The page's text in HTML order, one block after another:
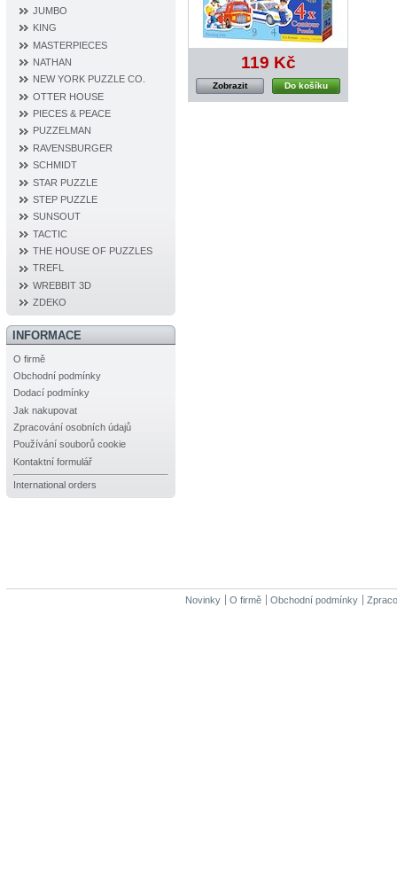
JUMBO
KING
MASTERPIECES
NATHAN
NEW YORK PUZZLE CO.
OTTER HOUSE
PIECES & PEACE
PUZZELMAN
RAVENSBURGER
SCHMIDT
STAR PUZZLE
STEP PUZZLE
SUNSOUT
TACTIC
THE HOUSE OF PUZZLES
TREFL
WREBBIT 3D
ZDEKO
INFORMACE
O firmě
Obchodní podmínky
Dodací podmínky
Jak nakupovat
Zpracování osobních údajů
Používání souborů cookie
Kontaktní formulář
International orders
119 Kč
Do košíku
Zobrazit
Novinky O firmě Obchodní podmínky